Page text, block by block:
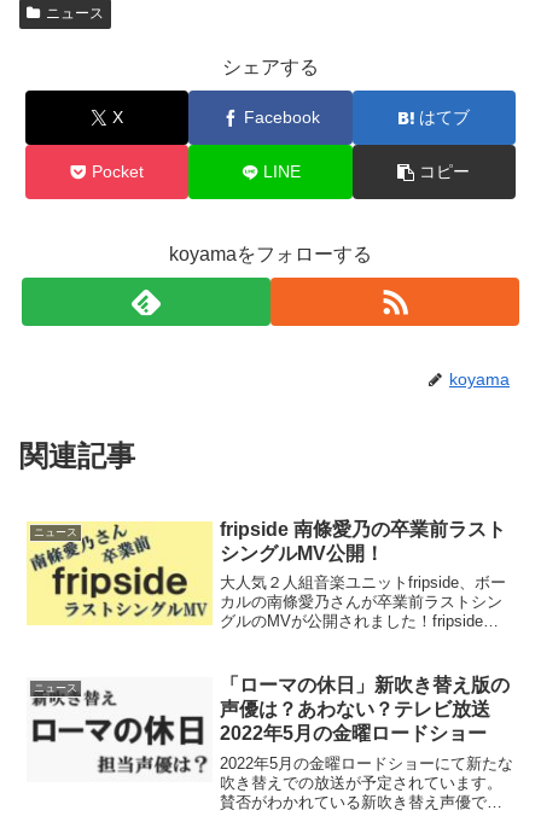
ニュース
シェアする
X Facebook はてブ
Pocket LINE コピー
koyamaをフォローする
koyama
関連記事
ニュース
fripside 南條愛乃の卒業前ラスト
シングルMV公開！
大人気２人組音楽ユニットfripside、ボー
カルの南條愛乃さんが卒業前ラストシン
グルのMVが公開されました！fripside現
シングル「Leap of fa...
ニュース
「ローマの休日」新吹き替え版の
声優は？あわない？テレビ放送
2022年5月の金曜ロードショー
2022年5月の金曜ロードショーにて新たな
吹き替えでの放送が予定されています。
賛否がわかれている新吹き替え声優です